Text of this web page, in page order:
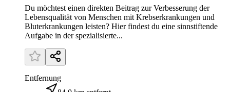
Du möchtest einen direkten Beitrag zur Verbesserung der
Lebensqualität von Menschen mit Krebserkrankungen und
Bluterkrankungen leisten? Hier findest du eine sinnstiftende
Aufgabe in der spezialisierte...
Entfernung